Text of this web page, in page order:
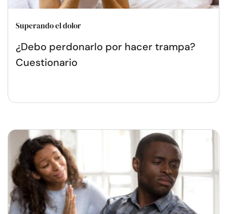
Superando el dolor
¿Debo perdonarlo por hacer trampa?
Cuestionario